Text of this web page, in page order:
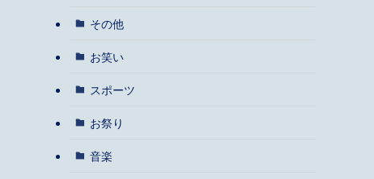
その他
お笑い
スポーツ
お祭り
音楽